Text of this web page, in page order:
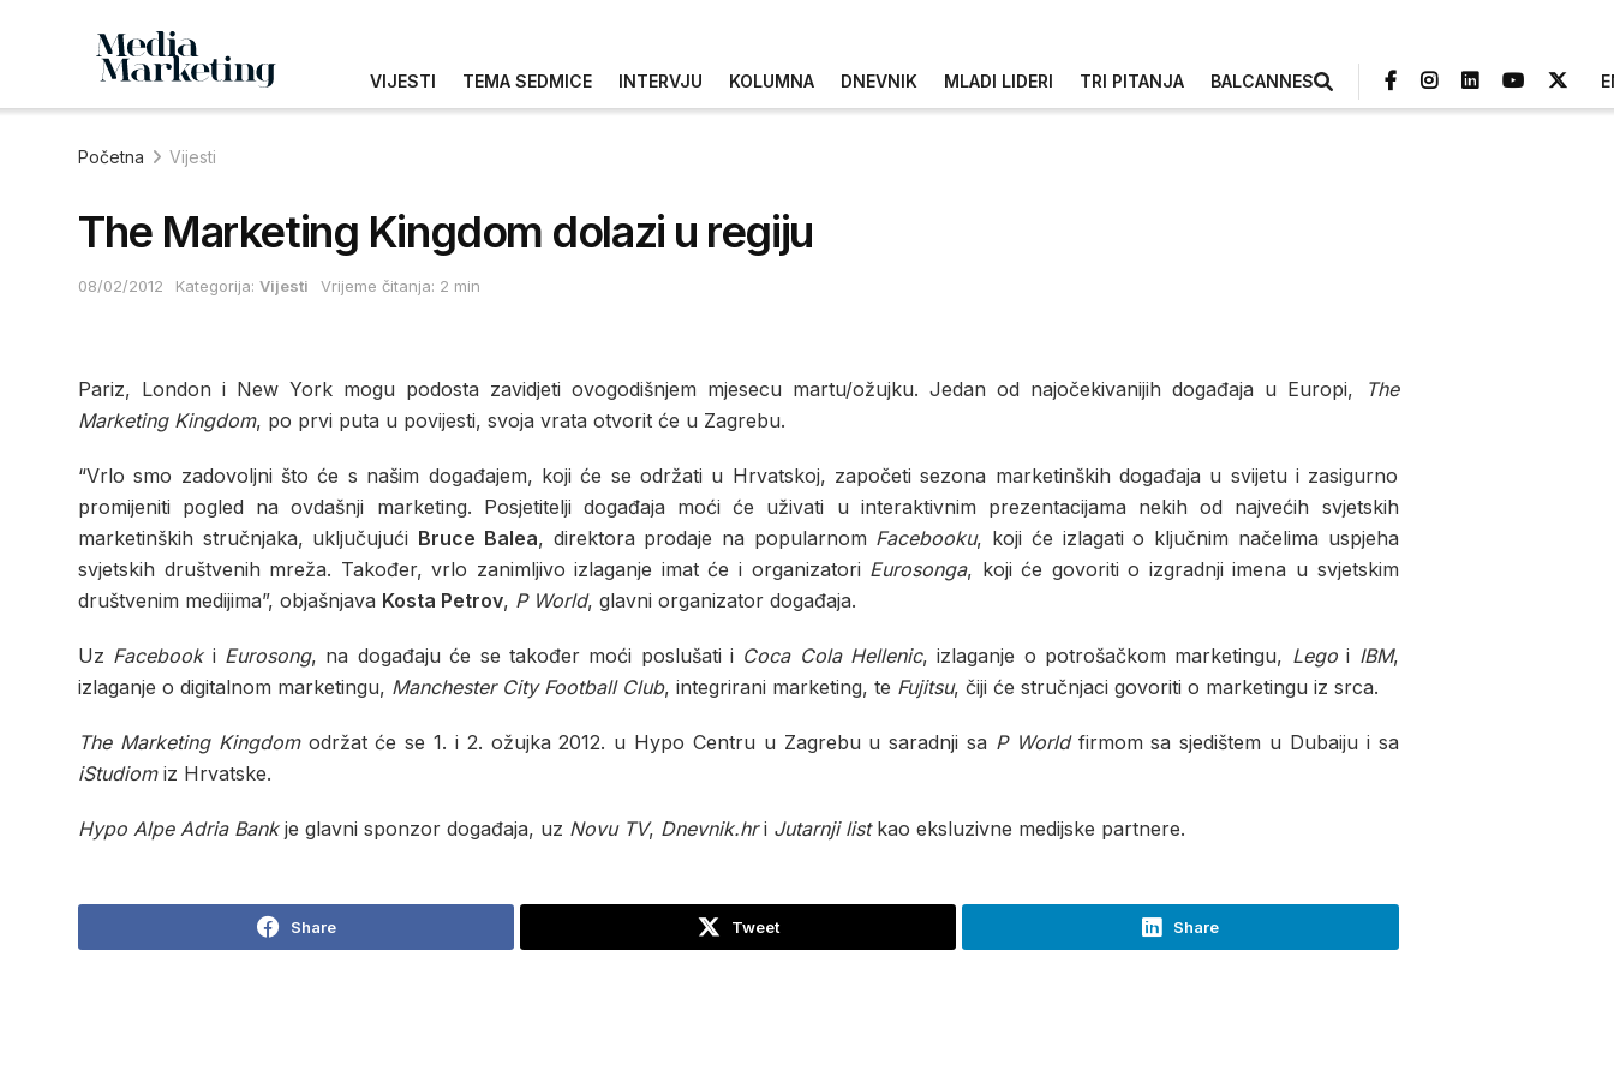
VIJESTI TEMA SEDMICE INTERVJU KOLUMNA DNEVNIK MLADI LIDERI TRI PITANJA BALCANNES
Početna Vijesti
The Marketing Kingdom dolazi u regiju
08/02/2012 Kategorija: Vijesti Vrijeme čitanja: 2 min
Pariz, London i New York mogu podosta zavidjeti ovogodišnjem mjesecu martu/ožujku. Jedan od najočekivanijih događaja u Europi,
The
Marketing Kingdom, po prvi puta u povijesti, svoja vrata otvorit će u Zagrebu.
“Vrlo smo zadovoljni što će s našim događajem, koji će se održati u Hrvatskoj, započeti sezona marketinških događaja u svijetu i zasigurno
promijeniti pogled na ovdašnji marketing. Posjetitelji događaja moći će uživati u interaktivnim prezentacijama nekih od najvećih svjetskih
marketinških stručnjaka, uključujući Bruce Balea, direktora prodaje na popularnom Facebooku, koji će izlagati o ključnim načelima uspjeha
svjetskih društvenih mreža. Također, vrlo zanimljivo izlaganje imat će i organizatori Eurosonga, koji će govoriti o izgradnji imena u svjetskim
društvenim medijima”, objašnjava Kosta Petrov, P World, glavni organizator događaja.
Uz Facebooki Eurosong, na događaju će se također moći poslušati i Coca Cola Hellenic, izlaganje o potrošačkom marketingu, Legoi IBM,
izlaganje o digitalnom marketingu, Manchester City Football Club, integrirani marketing, te Fujitsu, čiji će stručnjaci govoriti o marketingu iz srca.
The Marketing Kingdomodržat će se 1. i 2. ožujka 2012. u Hypo Centru u Zagrebu u saradnji sa P Worldfirmom sa sjedištem u Dubaiju i sa
iStudiomiz Hrvatske.
Hypo Alpe Adria Bankje glavni sponzor događaja, uz Novu TV, Dnevnik.hri Jutarnji listkao eksluzivne medijske partnere.
Share Tweet Share